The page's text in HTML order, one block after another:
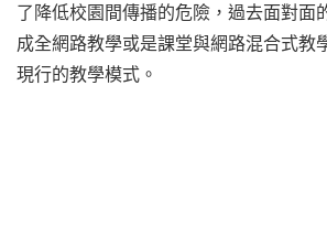
了降低校園間傳播的危險，過去面對面
成全網路教學或是課堂與網路混合式教
現行的教學模式。